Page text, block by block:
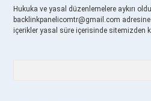
Hukuka ve yasal düzenlemelere aykırı
backlinkpanelicomtr@gmail.com
içerikler yasal süre içerisinde sitemizden